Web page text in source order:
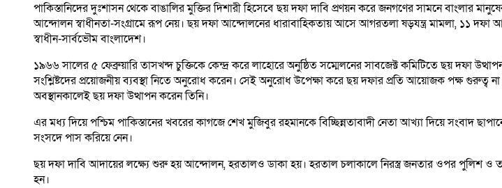
পাকিস্তানিদের দুঃশাসন থেকে বাঙালির মুক্তির দিশারী হিসেবে ছয় দফা দাবি প্রণয়ন করে জনগণের সামনে বাংলার
আন্দোলন স্বাধীনতা-সংগ্রামে রূপ নেয়। ছয় দফা আন্দোলনের ধারাবাহিকতায় আসে আগরতলা ষড়যন্ত্র মামলা, ১১ দফা
স্বাধীন-সার্বভৌম বাংলাদেশ।
১৯৬৬ সালের ৫ ফেব্রুয়ারি তাসখন্দ চুক্তিকে কেন্দ্র করে লাহোরে অনুষ্ঠিত সম্মেলনের সাবজেক্ট কমিটিতে ছয় দফা
সংশ্লিষ্টদের প্রয়োজনীয় ব্যবস্থা নিতে অনুরোধ করেন। সেই অনুরোধ উপেক্ষা করে ছয় দফার প্রতি আয়োজক পক্ষ গুরুত্ব
অবস্থানকালেই ছয় দফা উত্থাপন করেন তিনি।
এর মধ্য দিয়ে পশ্চিম পাকিস্তানের খবরের কাগজে শেখ মুজিবুর রহমানকে বিচ্ছিন্নতাবাদী নেতা আখ্যা দিয়ে সংবাদ
সংসদে পাস করিয়ে নেন।
ছয় দফা দাবি আদায়ের লক্ষ্যে শুরু হয় আন্দোলন, হরতালও ডাকা হয়। হরতাল চলাকালে নিরস্ত্র জনতার ওপর পুলিশ
হন।